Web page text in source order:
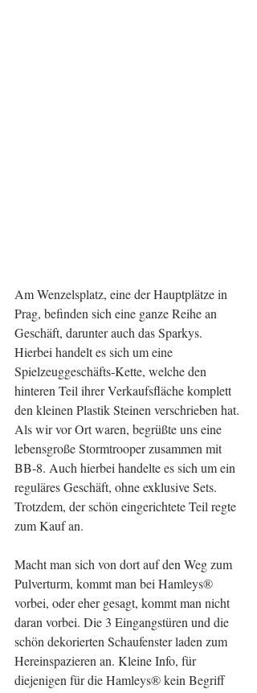
Am Wenzelsplatz, eine der Hauptplätze in
Prag, befinden sich eine ganze Reihe an
Geschäft, darunter auch das Sparkys.
Hierbei handelt es sich um eine
Spielzeuggeschäfts-Kette, welche den
hinteren Teil ihrer Verkaufsfläche komplett
den kleinen Plastik Steinen verschrieben hat.
Als wir vor Ort waren, begrüßte uns eine
lebensgroße Stormtrooper zusammen mit
BB-8. Auch hierbei handelte es sich um ein
reguläres Geschäft, ohne exklusive Sets.
Trotzdem, der schön eingerichtete Teil regte
zum Kauf an.
Macht man sich von dort auf den Weg zum
Pulverturm, kommt man bei Hamleys®
vorbei, oder eher gesagt, kommt man nicht
daran vorbei. Die 3 Eingangstüren und die
schön dekorierten Schaufenster laden zum
Hereinspazieren an. Kleine Info, für
diejenigen für die Hamleys® kein Begriff